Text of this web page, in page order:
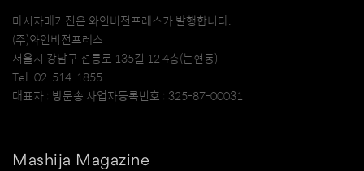
마시자매거진은 와인비전프레스가 발행합니다.
(주)와인비전프레스
서울시 강남구 선릉로 135길 12 4층(논현동)
Tel. 02-514-1855
대표자 : 방문송 사업자등록번호 : 325-87-00031
Mashija Magazine